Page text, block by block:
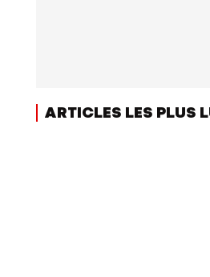
ARTICLES LES PLUS